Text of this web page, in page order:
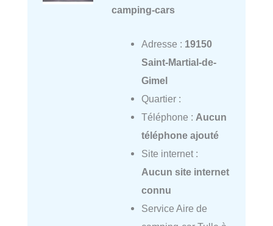
camping-cars
Adresse : 19150
Saint-Martial-de-
Gimel
Quartier :
Téléphone : Aucun
téléphone ajouté
Site internet :
Aucun site internet
connu
Service Aire de